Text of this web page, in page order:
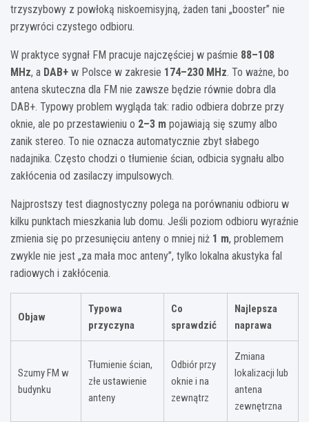
trzyszybowy z powłoką niskoemisyjną, żaden tani „booster” nie
przywróci czystego odbioru.
W praktyce sygnał FM pracuje najczęściej w paśmie 88–108
MHz, a DAB+ w Polsce w zakresie 174–230 MHz. To ważne, bo
antena skuteczna dla FM nie zawsze będzie równie dobra dla
DAB+. Typowy problem wygląda tak: radio odbiera dobrze przy
oknie, ale po przestawieniu o 2–3 m pojawiają się szumy albo
zanik stereo. To nie oznacza automatycznie zbyt słabego
nadajnika. Często chodzi o tłumienie ścian, odbicia sygnału albo
zakłócenia od zasilaczy impulsowych.
Najprostszy test diagnostyczny polega na porównaniu odbioru w
kilku punktach mieszkania lub domu. Jeśli poziom odbioru wyraźnie
zmienia się po przesunięciu anteny o mniej niż 1 m, problemem
zwykle nie jest „za mała moc anteny”, tylko lokalna akustyka fal
radiowych i zakłócenia.
Objaw
Typowa
przyczyna
Co
sprawdzić
Najlepsza
naprawa
Szumy FM w
budynku
Tłumienie ścian,
złe ustawienie
anteny
Odbiór przy
oknie i na
zewnątrz
Zmiana
lokalizacji lub
antena
zewnętrzna